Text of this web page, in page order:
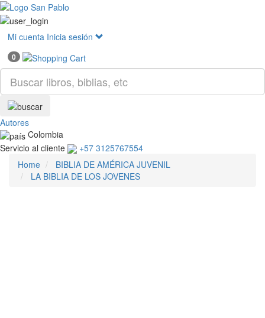
Mi cuenta Inicia sesión
0
Autores
Colombia
Servicio al cliente
+57 3125767554
Home
BIBLIA DE AMÉRICA JUVENIL
LA BIBLIA DE LOS JOVENES